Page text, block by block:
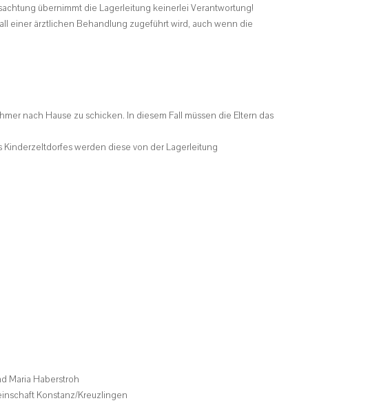
übernimmt die Lagerleitung keinerlei Verantwortung!
einer ärztlichen Behandlung zugeführt wird, auch wenn die
nach Hause zu schicken. In diesem Fall müssen die Eltern das
Kinderzeltdorfes werden diese von der Lagerleitung
Maria Haberstroh
Konstanz/Kreuzlingen